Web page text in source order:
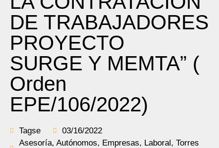
DE TRABAJADORES
PROYECTO
SURGE Y MEMTA” (
Orden
EPE/106/2022)
Tagse
03/16/2022
Asesoría, Autónomos, Empresas, Laboral, Torres